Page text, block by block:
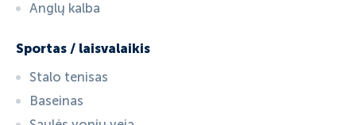
Anglų kalba
Sportas / laisvalaikis
Stalo tenisas
Baseinas